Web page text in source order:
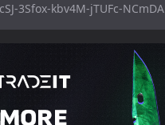
3Sfox-kbv4M-jTUFc-NCmDA